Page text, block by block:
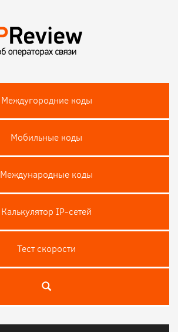
Междугородние коды
Мобильные коды
Международные коды
Калькулятор IP-сетей
Тест скороcти